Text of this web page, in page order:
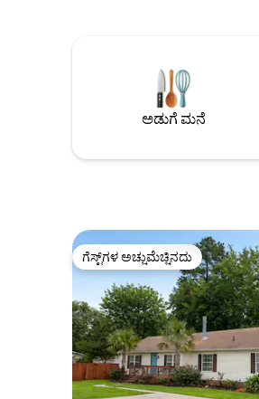
ಟ್ರಿಪ್‌ಗಳು ಮತ್ತು ಗುಂಪು ವಿಹಾರಗಳಿಗೆ
ಮತ್ತು ಆರಾಮದಾಯಕವಾದ ಈ
ಬೀಚ್‌ನಲ್ಲಿ ವಸಂತಕಾಲ ಮತ್ತು ಬೇಸಿಗೆಯ
ರಜಾದಿನಗಳನ್ನು ಕಳೆಯಲು
ಅಡುಗೆ ಮನೆ
ಗೆಸ್ಟ್‌ಗಳ ಅಚ್ಚುಮೆಚ್ಚಿನದು
ಗೆಸ್ಟ್‌ಗಳ ಅಚ್ಚುಮೆಚ್ಚಿನದು